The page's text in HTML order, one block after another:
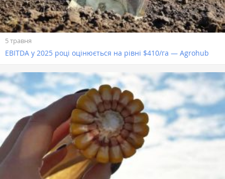
5 травня
EBITDA у 2025 році оцінюється на рівні $410/га — Agrohub